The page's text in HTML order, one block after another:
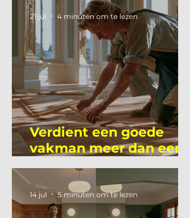
Verdient een goede
vakman meer dan een
gemiddelde
academicus?
21 jul 4 minuten om te lezen
14 jul 5 minuten om te lezen